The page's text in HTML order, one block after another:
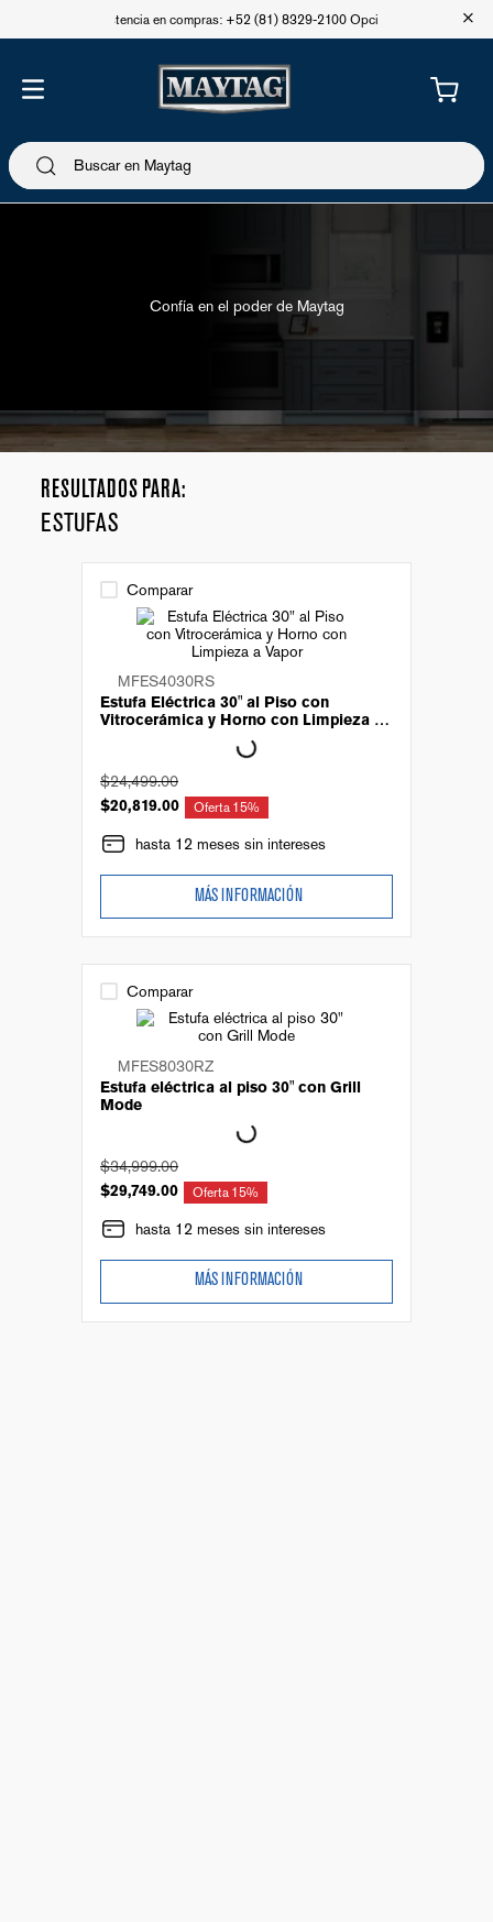
Asistencia en compras: +52 (81) 8329-2100 Opción 1 +
Confía en el poder de Maytag
Estufas
RESULTADOS PARA:
ESTUFAS
Comparar
MFES4030RS
Estufa Eléctrica 30" al Piso con
Vitrocerámica y Horno con Limpieza a
$24,499.00
$20,819.00 Oferta15%
hasta 12 meses sin intereses
MÁS INFORMACIÓN
Comparar
MFES8030RZ
Estufa eléctrica al piso 30" con Grill
Mode
$34,999.00
$29,749.00 Oferta15%
hasta 12 meses sin intereses
MÁS INFORMACIÓN